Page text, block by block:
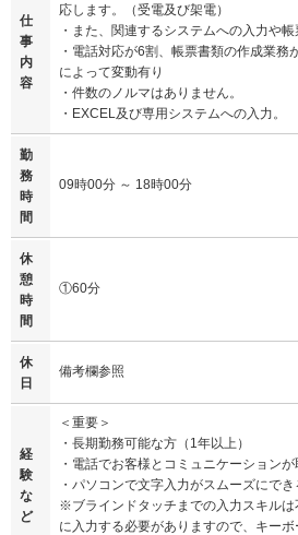
仕
事
内
容
応します。（受電及び架電）
・また、関連するシステムへの入力や帳
・電話対応が6割、帳票書類の作成業
によって変動有り
・件数のノルマはありません。
・EXCEL及び専用システムへの入力。
勤
務
時
間
09時00分 ～ 18時00分
休
憩
時
間
①60分
休
日
備考欄参照
経
験
な
ど
＜重要＞
・長期勤務可能な方（1年以上）
・電話でお客様とコミュニケーション
・パソコンで文字入力がスムーズにでき
※ブラインドタッチまでの入力スキル
に入力する必要がありますので、キー